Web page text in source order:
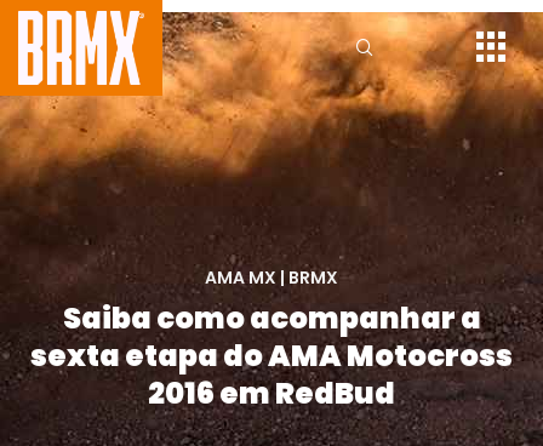
AMA MX | BRMX
Saiba como acompanhar a
sexta etapa do AMA Motocross
2016 em RedBud